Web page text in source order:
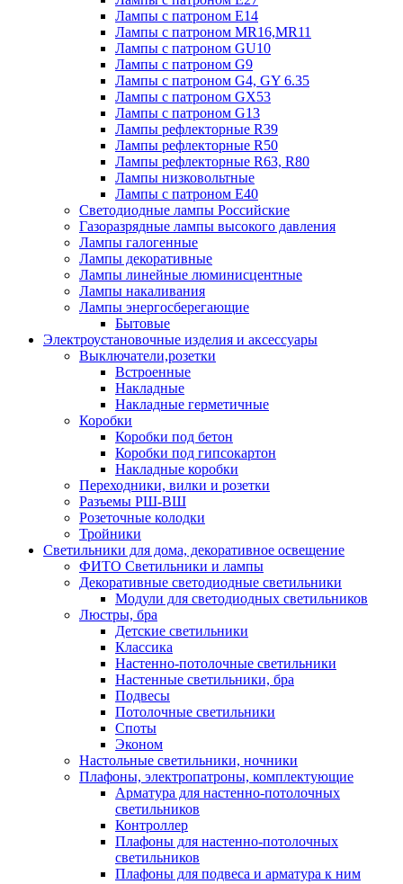
Лампы с патроном Е14
Лампы с патроном MR16,MR11
Лампы с патроном GU10
Лампы с патроном G9
Лампы с патроном G4, GY 6.35
Лампы с патроном GX53
Лампы с патроном G13
Лампы рефлекторные R39
Лампы рефлекторные R50
Лампы рефлекторные R63, R80
Лампы низковольтные
Лампы с патроном Е40
Светодиодные лампы Российские
Газоразрядные лампы высокого давления
Лампы галогенные
Лампы декоративные
Лампы линейные люминисцентные
Лампы накаливания
Лампы энергосберегающие
Бытовые
Электроустановочные изделия и аксессуары
Выключатели,розетки
Встроенные
Накладные
Накладные герметичные
Коробки
Коробки под бетон
Коробки под гипсокартон
Накладные коробки
Переходники, вилки и розетки
Разъемы РШ-ВШ
Розеточные колодки
Тройники
Светильники для дома, декоративное освещение
ФИТО Светильники и лампы
Декоративные светодиодные светильники
Модули для светодиодных светильников
Люстры, бра
Детские светильники
Классика
Настенно-потолочные светильники
Настенные светильники, бра
Подвесы
Потолочные светильники
Споты
Эконом
Настольные светильники, ночники
Плафоны, электропатроны, комплектующие
Арматура для настенно-потолочных
светильников
Контроллер
Плафоны для настенно-потолочных
светильников
Плафоны для подвеса и арматура к ним